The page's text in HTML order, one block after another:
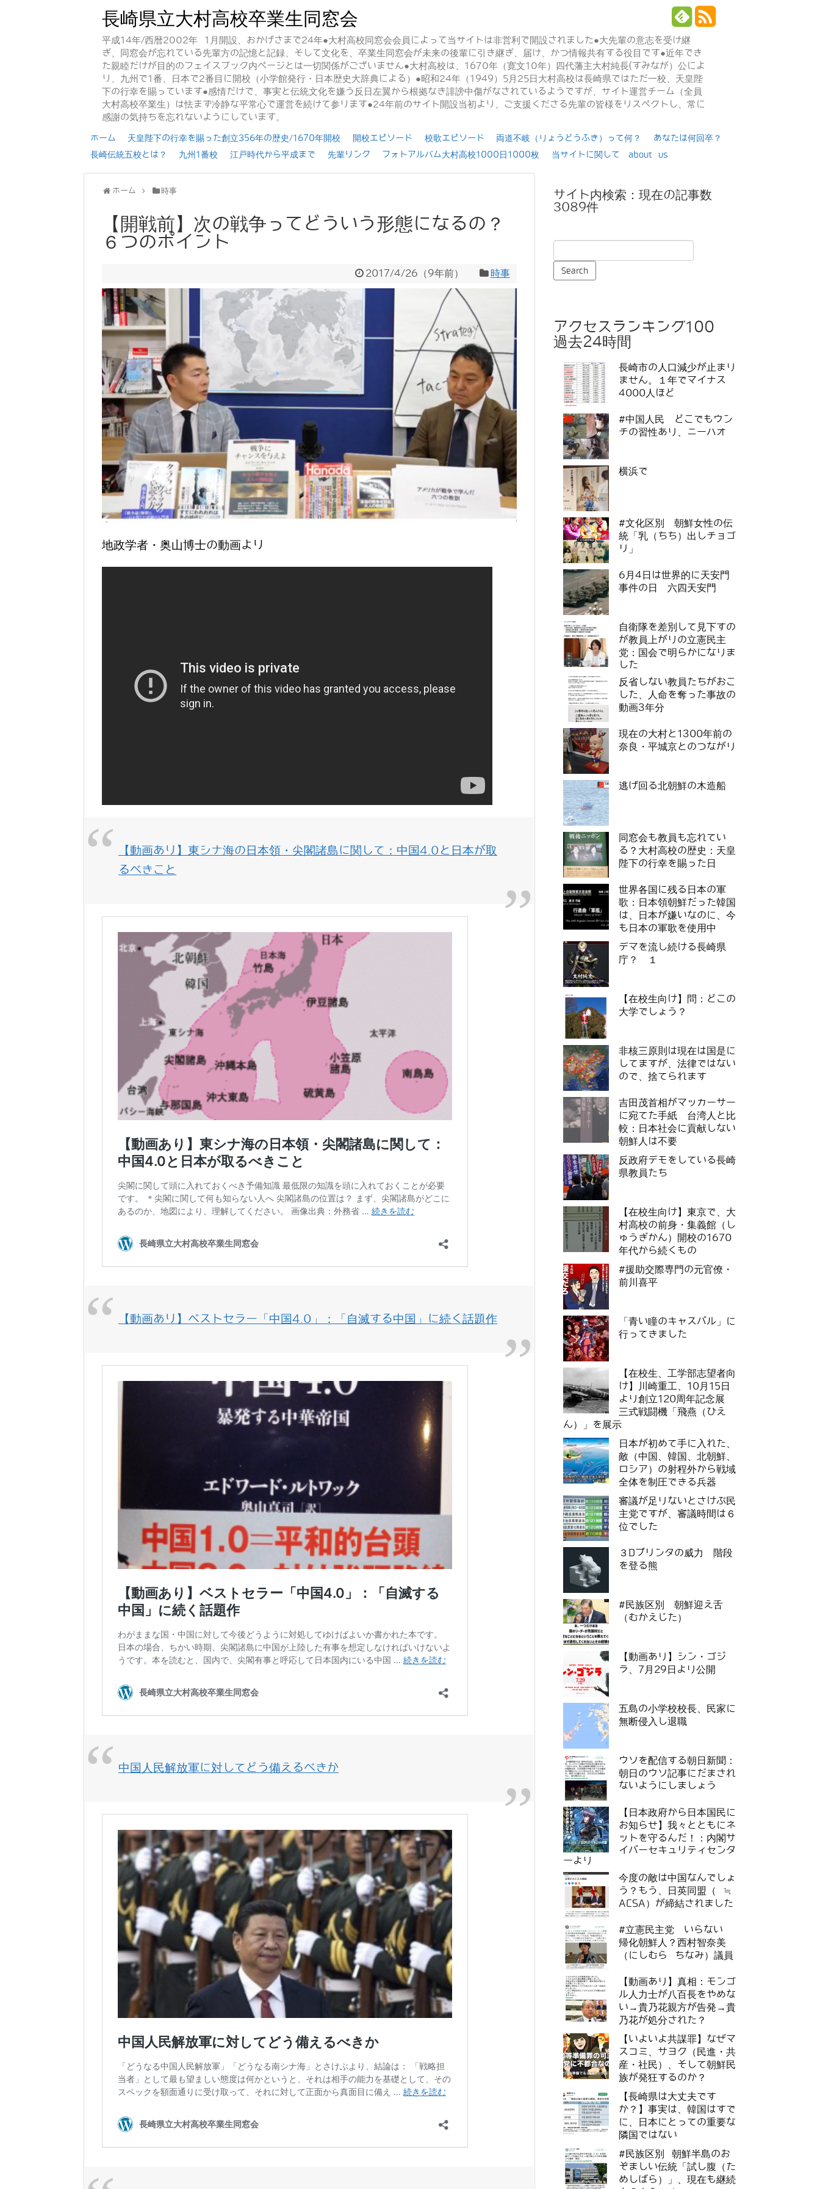
長崎県立大村高校卒業生同窓会
平成14年/西暦2002年 1月開設、おかげさまで24年●大村高校同窓会会員によって当サイトは非営利で開設されました●大先輩の意志を受け継
ぎ、同窓会が忘れている先輩方の記憶と記録、そして文化を、卒業生同窓会が未来の後輩に引き継ぎ、届け、かつ情報共有する役目です●近年でき
た親睦だけが目的のフェイスブック内ページとは一切関係がございません●大村高校は、1670年（寛文10年）四代藩主大村純長(すみなが）公によ
り、九州で1番、日本で2番目に開校（小学館発行・日本歴史大辞典による）●昭和24年（1949）5月25日大村高校は長崎県ではただ一校、天皇陛
下の行幸を賜っています●感情だけで、事実と伝統文化を嫌う反日左翼から根拠なき誹謗中傷がなされているようですが、サイト運営チーム（全員
大村高校卒業生）は怯まず冷静な平常心で運営を続けて参ります●24年前のサイト開設当初より、ご支援くださる先輩の皆様をリスペクトし、常に
感謝の気持ちを忘れないようにしています。
ホーム 天皇陛下の行幸を賜った創立356年の歴史/1670年開校 開校エピソード 校歌エピソード 両道不岐（りょうどうふき）って何？
あなたは何回卒？
長崎伝統五校とは？
九州1番校 江戸時代から平成まで 先輩リンク フォトアルバム大村高校1000日1000枚 当サイトに関して about us
ホーム 時事
【開戦前】次の戦争ってどういう形態になるの？
６つのポイント
2017/4/26 （9年前） 時事
地政学者・奥山博士の動画より
【動画あり】東シナ海の日本領・尖閣諸島に関して：中国4.0と日本が取
るべきこと
【動画あり】ベストセラー「中国4.0」：「自滅する中国」に続く話題作
中国人民解放軍に対してどう備えるべきか
サイト内検索：現在の記事数
3089件
アクセスランキング100
過去24時間
長崎市の人口減少が止まり
ません。１年でマイナス
4000人ほど
#中国人民 どこでもウン
チの習性あり、ニーハオ
横浜で
#文化区別 朝鮮女性の伝
統「乳（ちち）出しチョゴ
リ」
6月4日は世界的に天安門
事件の日 六四天安門
自衛隊を差別して見下すの
が教員上がりの立憲民主
党：国会で明らかになりま
した
反省しない教員たちがおこ
した、人命を奪った事故の
動画3年分
現在の大村と1300年前の
奈良・平城京とのつながり
逃げ回る北朝鮮の木造船
同窓会も教員も忘れてい
る？大村高校の歴史：天皇
陛下の行幸を賜った日
世界各国に残る日本の軍
歌：日本領朝鮮だった韓国
は、日本が嫌いなのに、今
も日本の軍歌を使用中
デマを流し続ける長崎県
庁？ １
【在校生向け】問：どこの
大学でしょう？
非核三原則は現在は国是に
してますが、法律ではない
ので、捨てられます
吉田茂首相がマッカーサー
に宛てた手紙 台湾人と比
較：日本社会に貢献しない
朝鮮人は不要
反政府デモをしている長崎
県教員たち
【在校生向け】東京で、大
村高校の前身・集義館（し
ゅうぎかん）開校の1670
年代から続くもの
#援助交際専門の元官僚・
前川喜平
「青い瞳のキャスバル」に
行ってきました
【在校生、工学部志望者向
け】川崎重工、10月15日
より創立120周年記念展
三式戦闘機「飛燕（ひえ
ん）」を展示
日本が初めて手に入れた、
敵（中国、韓国、北朝鮮、
ロシア）の射程外から戦域
全体を制圧できる兵器
審議が足りないとさけぶ民
主党ですが、審議時間は６
位でした
３Dプリンタの威力 階段
を登る熊
#民族区別 朝鮮迎え舌
（むかえじた）
【動画あり】シン・ゴジ
ラ、7月29日より公開
五島の小学校校長、民家に
無断侵入し退職
ウソを配信する朝日新聞：
朝日のウソ記事にだまされ
ないようにしましょう
【日本政府から日本国民に
お知らせ】我々とともにネ
ットを守るんだ！：内閣サ
イバーセキュリティセンタ
ーより
今度の敵は中国なんでしょ
う？もう、日英同盟（ ≒
ACSA）が締結されました
#立憲民主党 いらない
帰化朝鮮人？西村智奈美
（にしむら ちなみ）議員
【動画あり】真相：モンゴ
ル人力士が八百長をやめな
い→貴乃花親方が告発→貴
乃花が処分された？
【いよいよ共謀罪】なぜマ
スコミ、サヨク（民進・共
産・社民）、そして朝鮮民
族が発狂するのか？
【長崎県は大丈夫です
か？】事実は、韓国はすで
に、日本にとっての重要な
隣国ではない
#民族区別 朝鮮半島のお
ぞましい伝統「試し腹（た
めしばら）」、現在も継続